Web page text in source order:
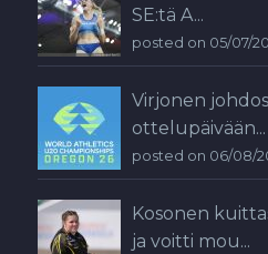
SE:tä A...
posted on 05/07/
Virjonen
ottelupäivään...
posted on 06/08/
Kosonen
ja voitti mou...